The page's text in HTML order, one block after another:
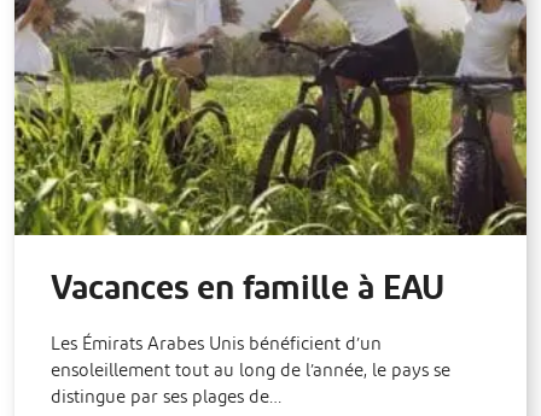
Vacances en famille à EAU
Les Émirats Arabes Unis bénéficient d’un
ensoleillement tout au long de l’année, le pays se
distingue par ses plages de…